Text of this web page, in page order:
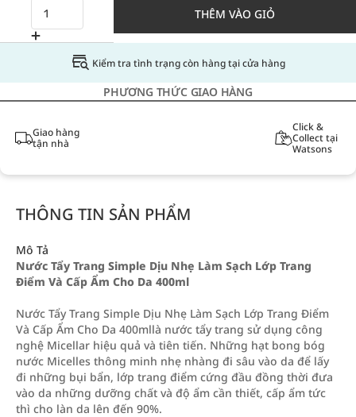
THÊM VÀO GIỎ
Kiểm tra tình trạng còn hàng tại cửa hàng
PHƯƠNG THỨC GIAO HÀNG
Giao hàng
tận nhà
Click &
Collect tại
Watsons
THÔNG TIN SẢN PHẨM
Mô Tả
Nước Tẩy Trang Simple Dịu Nhẹ Làm Sạch Lớp Trang
Điểm Và Cấp Ẩm Cho Da 400ml
Nước Tẩy Trang Simple Dịu Nhẹ Làm Sạch Lớp Trang Điểm
Và Cấp Ẩm Cho Da 400mllà nước tẩy trang sử dụng công
nghệ Micellar hiệu quả và tiên tiến. Những hạt bong bóg
nước Micelles thông minh nhẹ nhàng đi sâu vào da để lấy
đi những bụi bẩn, lớp trang điểm cứng đầu đồng thời đưa
vào da những dưỡng chất và độ ẩm cần thiết, cấp ẩm tức
thì cho làn da lên đến 90%.